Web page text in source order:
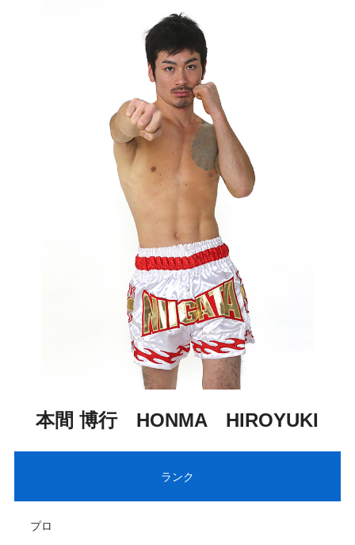
本間 博行 HONMA HIROYUKI
ランク
プロ